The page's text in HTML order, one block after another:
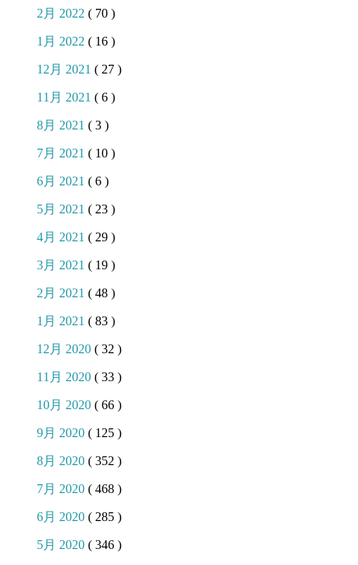
2月 2022 ( 70 )
1月 2022 ( 16 )
12月 2021 ( 27 )
11月 2021 ( 6 )
8月 2021 ( 3 )
7月 2021 ( 10 )
6月 2021 ( 6 )
5月 2021 ( 23 )
4月 2021 ( 29 )
3月 2021 ( 19 )
2月 2021 ( 48 )
1月 2021 ( 83 )
12月 2020 ( 32 )
11月 2020 ( 33 )
10月 2020 ( 66 )
9月 2020 ( 125 )
8月 2020 ( 352 )
7月 2020 ( 468 )
6月 2020 ( 285 )
5月 2020 ( 346 )